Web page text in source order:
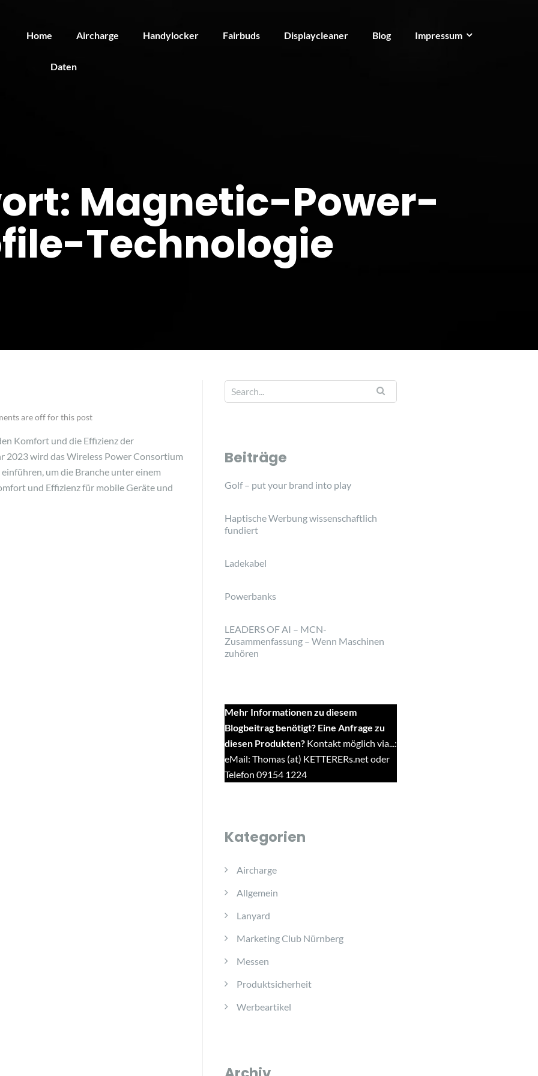
Home Aircharge Handylocker Fairbuds Displaycleaner Blog Impressum
Daten
Magnetic-Power-
Technologie
are off for this post
Komfort und die Effizienz der
2023 wird das Wireless Power Consortium
um die Branche unter einem
und Effizienz für mobile Geräte und
Beiträge
Golf – put your brand into play
Haptische Werbung wissenschaftlich
fundiert
Ladekabel
Powerbanks
LEADERS OF AI – MCN-
Zusammenfassung – Wenn Maschinen
zuhören
Mehr Informationen zu diesem
Blogbeitrag benötigt? Eine Anfrage zu
diesen Produkten?Kontakt möglich via...:
eMail: Thomas (at) KETTERERs.net oder
Telefon 09154 1224
Kategorien
Aircharge
Allgemein
Lanyard
Marketing Club Nürnberg
Messen
Produktsicherheit
Werbeartikel